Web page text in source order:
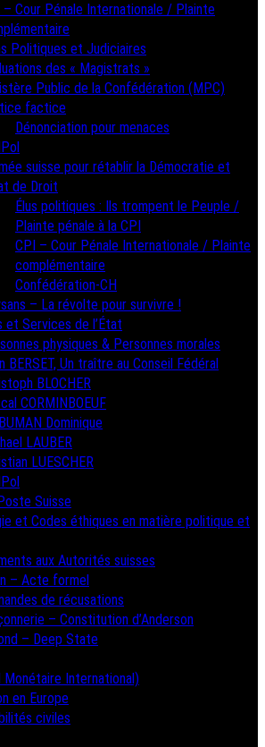
– Cour Pénale Internationale / Plainte
Politiques et Judiciaires
des « Magistrats »
Public de la Confédération (MPC)
factice
Dénonciation pour menaces
suisse pour rétablir la Démocratie et
de Droit
Élus politiques : Ils trompent le Peuple /
Plainte pénale à la CPI
CPI – Cour Pénale Internationale / Plainte
complémentaire
Confédération-CH
– La révolte pour survivre !
et Services de l’État
physiques & Personnes morales
BERSET, Un traître au Conseil Fédéral
BLOCHER
CORMINBOEUF
Dominique
LAUBER
LUESCHER
Suisse
et Codes éthiques en matière politique et
aux Autorités suisses
– Acte formel
de récusations
– Constitution d’Anderson
– Deep State
Monétaire International)
en Europe
civiles